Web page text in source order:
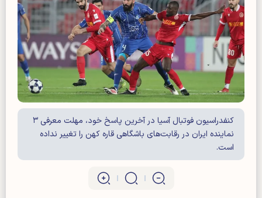
کنفدراسیون فوتبال آسیا در آخرین پاسخ خود، مهلت معرفی ۳
نماینده ایران در رقابت‌های باشگاهی قاره کهن را تغییر نداده
است‌.